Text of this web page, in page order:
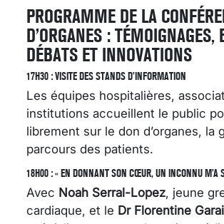
PROGRAMME DE LA
D’ORGANES : TÉMOIGNAGES,
DÉBATS ET INNOVATIONS
17H30 : VISITE DES STANDS D’INFORMATION
Les équipes hospitalières,
institutions accueillent le public
librement sur le don d’organes, la
parcours des patients.
18H00 : « EN DONNANT SON CŒUR, UN INCONNU M’A
Avec Noah Serral-Lopez, jeune
cardiaque, et le Dr Florentine